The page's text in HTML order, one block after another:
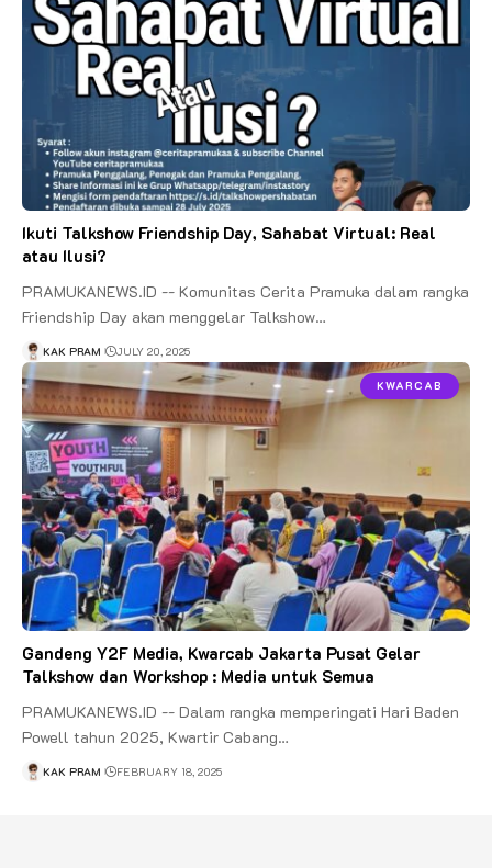
Ikuti Talkshow Friendship Day, Sahabat Virtual: Real
atau Ilusi?
PRAMUKANEWS.ID -- Komunitas Cerita Pramuka dalam rangka
Friendship Day akan menggelar Talkshow…
KAK PRAM JULY 20, 2025
KWARCAB
Gandeng Y2F Media, Kwarcab Jakarta Pusat Gelar
Talkshow dan Workshop : Media untuk Semua
PRAMUKANEWS.ID -- Dalam rangka memperingati Hari Baden
Powell tahun 2025, Kwartir Cabang…
KAK PRAM FEBRUARY 18, 2025